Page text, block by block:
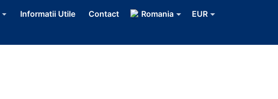
Informatii Utile Contact Romania EUR